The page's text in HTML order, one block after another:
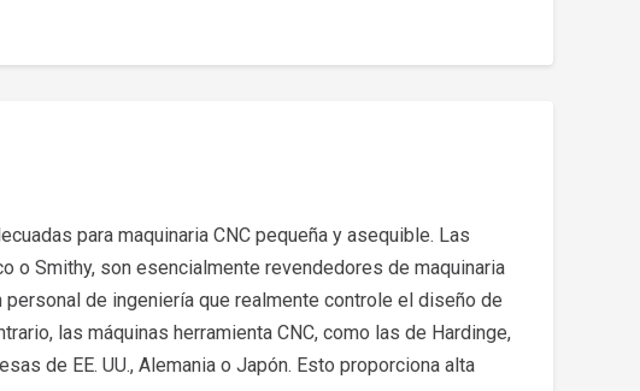
para maquinaria CNC pequeña y asequible. Las
o Smithy, son esencialmente revendedores de maquinaria
de ingeniería que realmente controle el diseño de
las máquinas herramienta CNC, como las de Hardinge,
de EE. UU., Alemania o Japón. Esto proporciona alta